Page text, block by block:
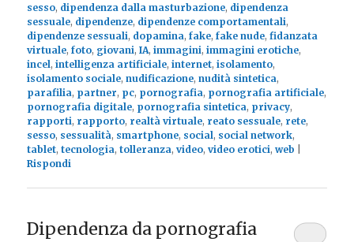
sesso, dipendenza dalla masturbazione, dipendenza
sessuale, dipendenze, dipendenze comportamentali,
dipendenze sessuali, dopamina,fake,fake nude,fidanzata
virtuale,foto, giovani,IA,immagini,immagini erotiche,
incel ,intelligenza artificiale,internet,isolamento,
isolamento sociale,nudificazione,nudità sintetica,
parafilia, partner, pc, pornografia, pornografia artificiale,
pornografia digitale, pornografia sintetica, privacy,
rapporti, rapporto, realtà virtuale, reato sessuale, rete,
sesso, sessualità, smartphone, social , social network,
tablet,tecnologia,tolleranza,video,video erotici,web
Rispondi
Dipendenza da pornografia